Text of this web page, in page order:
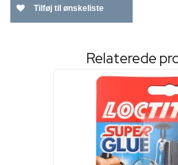
Tilføj til ønskeliste
Relaterede